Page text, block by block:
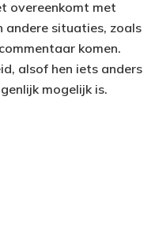
overeenkomt met
situaties, zoals
komen.
alsof hen iets anders
mogelijk is.